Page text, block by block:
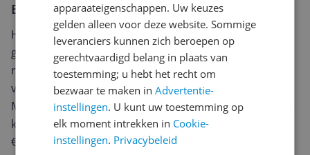
Er zijn nog geen reviews geschreven
Heb jij dit product in bezit en wil je graag je mening
geven? Start dan hieronder met het schrijven van je
review. Afhankelijk van de details duurt het schrijven
van een review gemiddeld tussen de 3 en 10 minuten.
Met jouw mening help je andere bezoekers een betere
keuze te maken én maak je iedere maand kans op
€250,-!
Klik hier voor de actievoorwaarden.
apparaateigenschappen. Uw keuzes
gelden alleen voor deze website. Sommige
leveranciers kunnen zich beroepen op
gerechtvaardigd belang in plaats van
toestemming; u hebt het recht om
bezwaar te maken inAdvertentie-
instellingen. U kunt uw toestemming op
elk moment intrekken in Cookie-
instellingen. Privacybeleid